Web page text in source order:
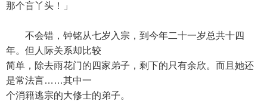
那个盲丫头！」
不会错，钟铭从七岁入宗，到今年二十一岁总共十四
年。但人际关系却比较
简单，除去雨花门的四家弟子，剩下的只有余欣。而且她还
是常法言……其中一
个消籍逃宗的大修士的弟子。